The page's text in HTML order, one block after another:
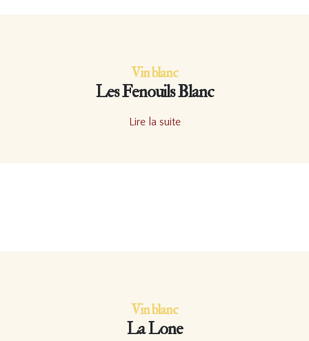
Vin blanc
Les Fenouils Blanc
Lire la suite
Vin blanc
La Lone